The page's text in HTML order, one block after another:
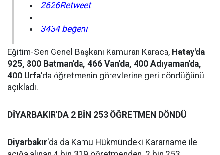
2626Retweet
3434 beğeni
Eğitim-Sen Genel Başkanı Kamuran Karaca, Hatay'da
925, 800 Batman'da, 466 Van'da, 400 Adıyaman'da,
400 Urfa'da öğretmenin görevlerine geri döndüğünü
açıkladı.
DİYARBAKIR'DA 2 BİN 253 ÖĞRETMEN DÖNDÜ
Diyarbakır'da da Kamu Hükmündeki Kararname ile